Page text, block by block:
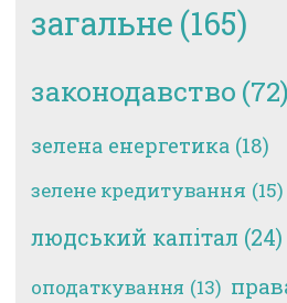
загальне (165)
законодавство (72)
зелена енергетика (18)
зелене кредитування (15)
людський капітал (24)
оподаткування (13)